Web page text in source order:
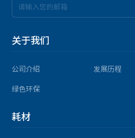
通用设备
器皿清洗设备
全自动器皿清洗机
样品保存与样品保护解决方案
实验室冷冻箱
关于我们
公司介绍 发展历程
绿色环保
耗材